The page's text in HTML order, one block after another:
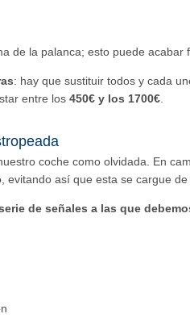
de la palanca; esto puede
: hay que sustituir todos y cada
entre los 450€ y los 1700€.
coche como olvidada. En
así que esta se cargue
de señales a las que